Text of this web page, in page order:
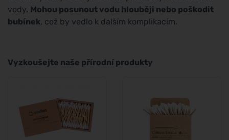
vody. Mohou posunout vodu hlouběji nebo poškodit
bubínek, což by vedlo k dalším komplikacím.
Vyzkoušejte naše přírodní produkty